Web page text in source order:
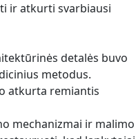
ir atkurti svarbiausi
detalės buvo
metodus.
atkurta remiantis
mechanizmai ir malimo